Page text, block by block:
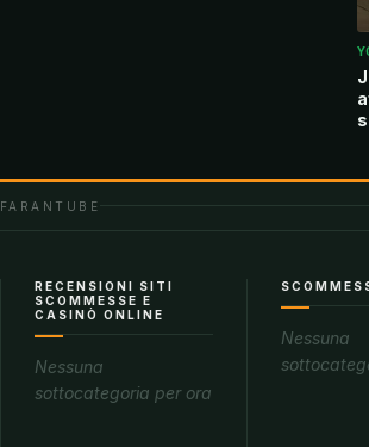
FARANTUBE
RECENSIONI SITI
SCOMMESSE E
CASINÒ ONLINE
Nessuna
sottocategoria per ora
Nessuna